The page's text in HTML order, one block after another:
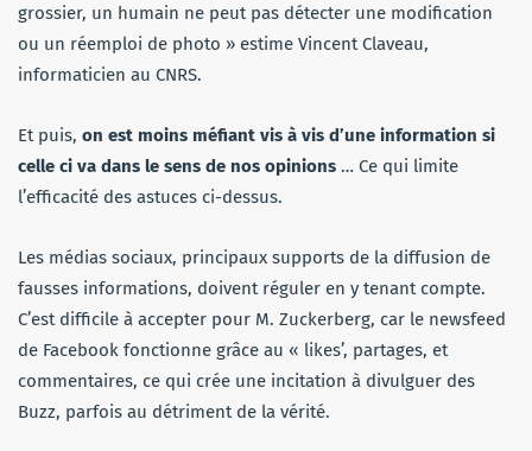
grossier, un humain ne peut pas détecter une modification
ou un réemploi de photo » estime Vincent Claveau,
informaticien au CNRS.
Et puis, on est moins méfiant vis à vis d’une information si
celle ci va dans le sens de nos opinions … Ce qui limite
l’efficacité des astuces ci-dessus.
Les médias sociaux, principaux supports de la diffusion de
fausses informations, doivent réguler en y tenant compte.
C’est difficile à accepter pour M. Zuckerberg, car le newsfeed
de Facebook fonctionne grâce au « likes’, partages, et
commentaires, ce qui crée une incitation à divulguer des
Buzz, parfois au détriment de la vérité.